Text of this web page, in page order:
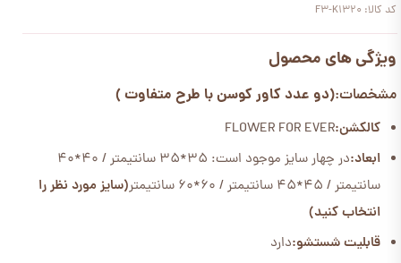
کد کالا: F3-K1320
ویژگی های محصول
مشخصات:(دو عدد کاور کوسن با طرح متفاوت )
کالکشن:FLOWER FOR EVER
ابعاد:
در چهار سایز موجود است: 35*35 سانتیمتر / 40*40
سانتیمتر / 45*45 سانتیمتر / 60*60 سانتیمتر
(سایز مورد نظر را
انتخاب کنید)
قابلیت شستشو:دارد